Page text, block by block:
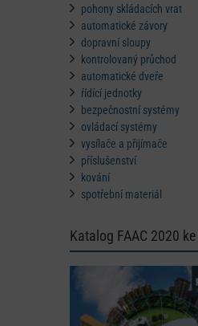
pohony skládacích vrat
automatické závory
dopravní sloupy
kontrolovaný průchod
automatické dveře
řídící jednotky
bezpečnostní systémy
ovládací systémy
vysílače a přijímače
příslušenství
kování
spotřební materiál
Katalog FAAC 2020